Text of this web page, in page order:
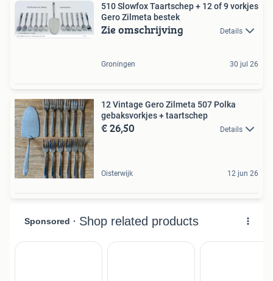
510 Slowfox Taartschep + 12 of 9 vorkjes
Gero Zilmeta bestek
Zie omschrijving Details
Groningen 30 jul 26
12 Vintage Gero Zilmeta 507 Polka
gebaksvorkjes + taartschep
€ 26,50 Details
Oisterwijk 12 jun 26